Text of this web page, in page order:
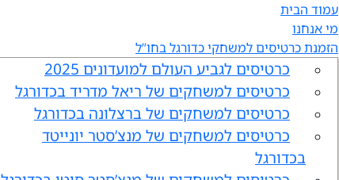
עמוד הבית
מי אנחנו
הזמנת כרטיסים למשחקי כדורגל בחו”ל
כרטיסים לגביע העולם למועדונים 2025
כרטיסים למשחקים של ריאל מדריד בכדורגל
כרטיסים למשחקים של ברצלונה בכדורגל
כרטיסים למשחקים של מנצ’סטר יונייטד
בכדורגל